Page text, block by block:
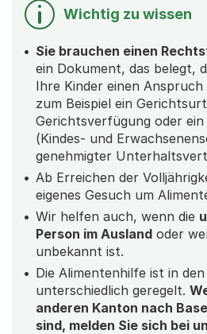
Wichtig zu wissen
Sie brauchen einen
ein Dokument, das belegt,
Ihre Kinder einen
zum Beispiel ein
Gerichtsverfügung oder ein
(Kindes- und
genehmigter
Ab Erreichen der
eigenes Gesuch um
Wir helfen auch, wenn die
Person im Ausland oder
unbekannt ist.
Die Alimentenhilfe ist in
unterschiedlich geregelt.
anderen Kanton nach
sind, melden Sie sich bei